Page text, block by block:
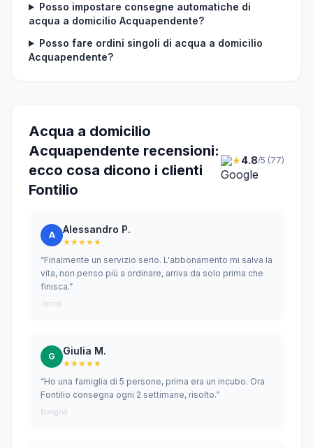
Posso impostare consegne automatiche di
acqua a domicilio Acquapendente?
Posso fare ordini singoli di acqua a domicilio
Acquapendente?
Acqua a domicilio
Acquapendente recensioni:
ecco cosa dicono i clienti
Fontilio
★4.8/5 (77)
A Alessandro P.
★★★★★
“Finalmente un servizio serio. L'abbonamento mi salva la
vita, non penso più a ordinare, arriva da solo prima che
finisca.”
Torino
G Giulia M.
★★★★★
“Ho una famiglia di 5 persone, prima era un incubo. Ora
Fontilio consegna ogni 2 settimane, risolto.”
Bologna